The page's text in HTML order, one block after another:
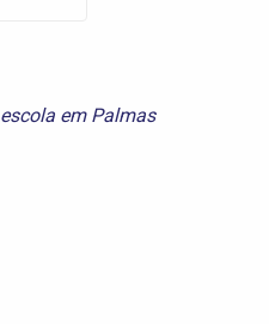
escola em Palmas